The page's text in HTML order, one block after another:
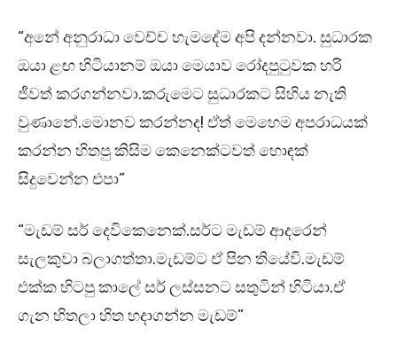
“අනේ අනුරාධා වෙච්ච හැමදේම අපි දන්නවා. සුධාරක
ඔයා ළඟ හිටියානම් ඔයා මෙයාව රෝදපුටුවක හරි
ජීවත් කරගන්නවා.කරුමෙට සුධාරකට සිහිය නැති
වුණානේ.මොනව කරන්නද! ඒත් මෙහෙම අපරාධයක්
කරන්න හිතපු කිසිම කෙනෙක්ටවත් හොඳක්
සිදුවෙන්න එපා”
“මැඩම් සර් දෙවිකෙනෙක්.සර්ට මැඩම් ආදරෙන්
සැලකුවා බලාගත්තා.මැඩම්ට ඒ පින තියේවි.මැඩම්
එක්ක හිටපු කාලේ සර් ලස්සනට සතුටින් හිටියා.ඒ
ගැන හිතලා හිත හදාගන්න මැඩම්”